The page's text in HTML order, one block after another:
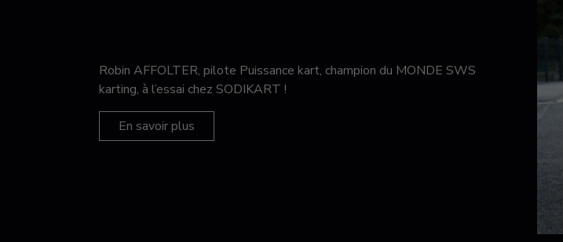
Robin AFFOLTER, pilote Puissance kart, champion du MONDE SWS
karting, à l’essai chez SODIKART !
En savoir plus